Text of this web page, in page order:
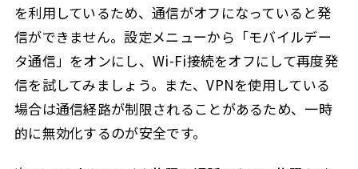
を利用しているため、通信がオフになっていると発
信ができません。設定メニューから「モバイルデー
タ通信」をオンにし、Wi-Fi接続をオフにして再度発
信を試してみましょう。また、VPNを使用している
場合は通信経路が制限されることがあるため、一時
的に無効化するのが安全です。